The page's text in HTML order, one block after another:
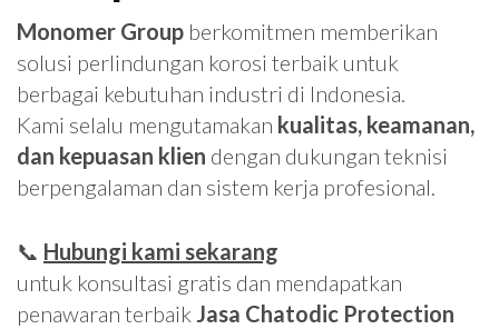
Monomer Group berkomitmen memberikan
solusi perlindungan korosi terbaik untuk
berbagai kebutuhan industri di Indonesia.
Kami selalu mengutamakan kualitas, keamanan,
dan kepuasan klien dengan dukungan teknisi
berpengalaman dan sistem kerja profesional.
📞 Hubungi kami sekarang
untuk konsultasi gratis dan mendapatkan
penawaran terbaik Jasa Chatodic Protection